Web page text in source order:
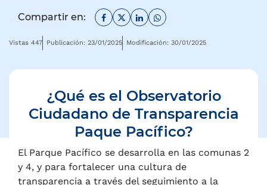
Compartir en: Facebook
TwitterLinkedinWhatsapp
Vistas 447 Publicación: 23/01/2025 Modificación: 30/01/2025
¿Qué es el Observatorio
Ciudadano de Transparencia
Paque Pacífico?
El Parque Pacífico se desarrolla en las comunas 2
y 4, y para fortalecer una cultura de
transparencia a través del seguimiento a la